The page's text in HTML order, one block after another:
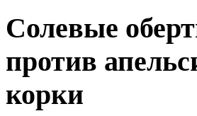
Солевые
против
корки